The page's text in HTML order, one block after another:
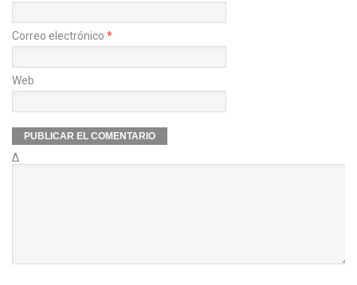
Correo electrónico *
Web
Δ